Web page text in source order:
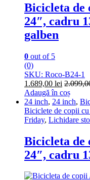
Bicicleta de
24″, cadru
galben
0 out of 5
(0)
SKU: Roco-B24-1
1.689,00 lei
Adaugă în coș
24 inch, 24 inch,
Biciclete de copii cu
Friday, Lichidare
Bicicleta de
24″, cadru